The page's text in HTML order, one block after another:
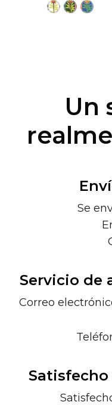
Un
Se
Servicio de
Correo